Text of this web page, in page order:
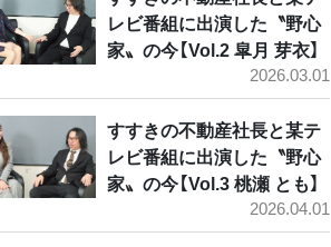
レビ番組に出演した〝野心
家〟の今【Vol.2 皐月 芽衣】
2026.03.01
すすきの不動産社長と某テ
レビ番組に出演した〝野心
家〟の今【Vol.3 桃瀬 とも】
2026.04.01